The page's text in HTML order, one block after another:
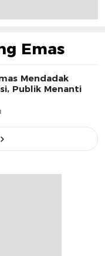
Emas
Mendadak
Publik Menanti